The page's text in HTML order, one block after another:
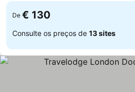
De € 130
Consulte os preços de 13 sites